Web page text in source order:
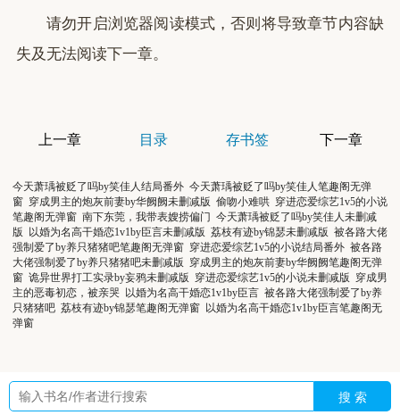
请勿开启浏览器阅读模式，否则将导致章节内容缺
失及无法阅读下一章。
上一章 目录 存书签 下一章
今天萧瑀被贬了吗by笑佳人结局番外 今天萧瑀被贬了吗by笑佳人笔趣阁无弹
窗 穿成男主的炮灰前妻by华阙阙未删减版 偷吻小难哄 穿进恋爱综艺1v5的小说
笔趣阁无弹窗 南下东莞，我带表嫂捞偏门 今天萧瑀被贬了吗by笑佳人未删减
版
以婚为名高干婚恋1v1by臣言未删减版 荔枝有迹by锦瑟未删减版 被各路大佬
强制爱了by养只猪猪吧笔趣阁无弹窗 穿进恋爱综艺1v5的小说结局番外 被各路
大佬强制爱了by养只猪猪吧未删减版 穿成男主的炮灰前妻by华阙阙笔趣阁无弹
窗 诡异世界打工实录by妄鸦未删减版 穿进恋爱综艺1v5的小说未删减版 穿成男
主的恶毒初恋，被亲哭 以婚为名高干婚恋1v1by臣言 被各路大佬强制爱了by养
只猪猪吧 荔枝有迹by锦瑟笔趣阁无弹窗 以婚为名高干婚恋1v1by臣言笔趣阁无
弹窗
搜 索